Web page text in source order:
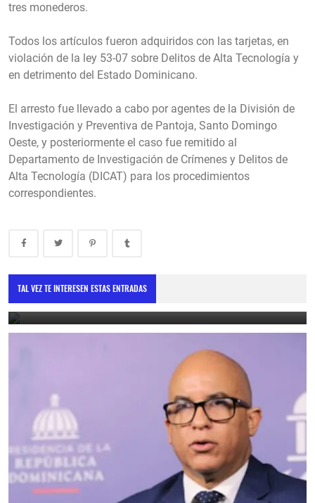
tres monederos.
Todos los artículos fueron adquiridos con las tarjetas, en
violación de la ley 53-07 sobre Delitos de Alta Tecnología y
en detrimento del Estado Dominicano.
El arresto fue llevado a cabo por agentes de la División de
Investigación y Preventiva de Pantoja, Santo Domingo
Oeste, y posteriormente el caso fue remitido al
Departamento de Investigación de Crímenes y Delitos de
Alta Tecnología (DICAT) para los procedimientos
correspondientes.
TAL VEZ TE INTERESEN ESTAS ENTRADAS
Vicepresidenta destaca cooperación con la Unión Europea como
motor de desarrollo sostenible
May 30, 2025